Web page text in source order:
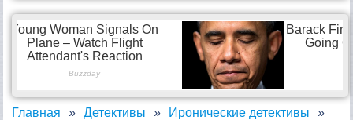
Главная Детективы
Иронические детективы